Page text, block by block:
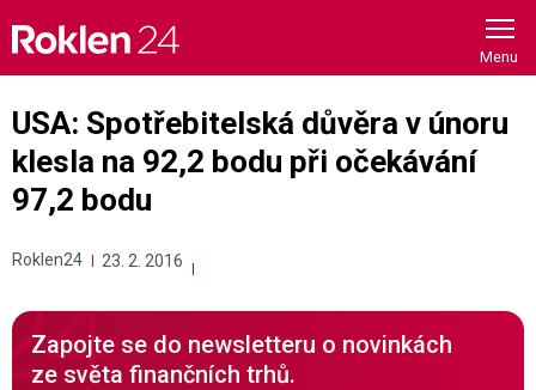
content
USA: Spotřebitelská důvěra v únoru
klesla na 92,2 bodu při očekávání
97,2 bodu
Roklen24 23. 2. 2016
Zapojte se do newsletteru o novinkách
ze světa finančních trhů.